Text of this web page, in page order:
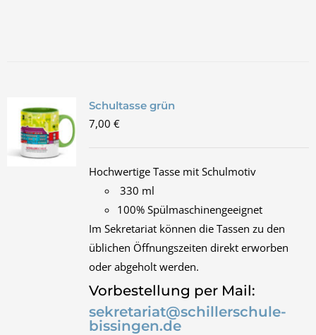
Schultasse grün
7,00 €
Hochwertige Tasse mit Schulmotiv
330 ml
100% Spülmaschinengeeignet
Im Sekretariat können die Tassen zu den
üblichen Öffnungszeiten direkt erworben
oder abgeholt werden.
Vorbestellung per Mail:
sekretariat@schillerschule-
bissingen.de